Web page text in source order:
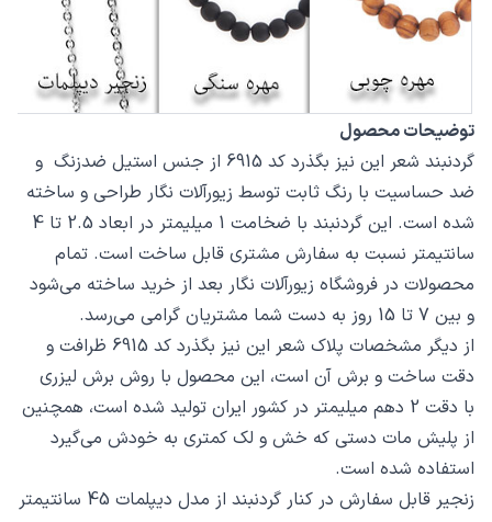
توضیحات محصول
گردنبند شعر این نیز بگذرد کد 6915 از جنس استیل ضدزنگ و
ضد حساسیت با رنگ ثابت توسط زیورآلات نگار طراحی و ساخته
شده است. این گردنبند با ضخامت 1 میلیمتر در ابعاد 2.5 تا 4
سانتیمتر نسبت به سفارش مشتری قابل ساخت است. تمام
محصولات در فروشگاه زیورآلات نگار بعد از خرید ساخته می‌شود
و بین 7 تا 15 روز به دست شما مشتریان گرامی می‌رسد.
از دیگر مشخصات پلاک شعر این نیز بگذرد کد 6915 ظرافت و
دقت ساخت و برش آن است، این محصول با روش برش لیزری
با دقت 2 دهم میلیمتر در کشور ایران تولید شده است، همچنین
از پلیش مات دستی که خش و لک کمتری به خودش می‌گیرد
استفاده شده است.
زنجیر قابل سفارش در کنار گردنبند از مدل دیپلمات 45 سانتیمتر